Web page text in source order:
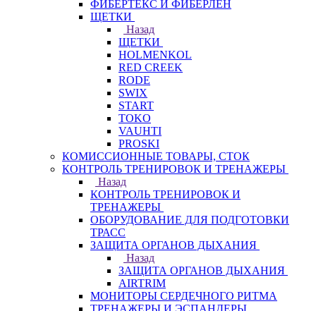
ФИБЕРТЕКС И ФИБЕРЛЕН
ЩЕТКИ
Назад
ЩЕТКИ
HOLMENKOL
RED CREEK
RODE
SWIX
START
TOKO
VAUHTI
PROSKI
КОМИССИОННЫЕ ТОВАРЫ, СТОК
КОНТРОЛЬ ТРЕНИРОВОК И ТРЕНАЖЕРЫ
Назад
КОНТРОЛЬ ТРЕНИРОВОК И
ТРЕНАЖЕРЫ
ОБОРУДОВАНИЕ ДЛЯ ПОДГОТОВКИ
ТРАСС
ЗАЩИТА ОРГАНОВ ДЫХАНИЯ
Назад
ЗАЩИТА ОРГАНОВ ДЫХАНИЯ
AIRTRIM
МОНИТОРЫ СЕРДЕЧНОГО РИТМА
ТРЕНАЖЕРЫ И ЭСПАНДЕРЫ